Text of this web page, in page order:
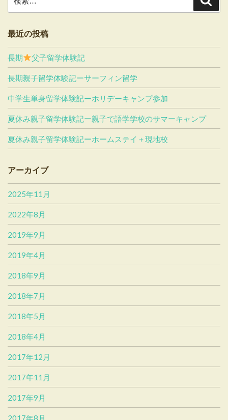
索:
索
最近の投稿
長期 父子留学体験記
長期親子留学体験記ーサーフィン留学
中学生単身留学体験記ーホリデーキャンプ参加
夏休み親子留学体験記ー親子で語学学校のサマーキャンプ
夏休み親子留学体験記ーホームステイ＋現地校
アーカイブ
2025年11月
2022年8月
2019年9月
2019年4月
2018年9月
2018年7月
2018年5月
2018年4月
2017年12月
2017年11月
2017年9月
2017年8月